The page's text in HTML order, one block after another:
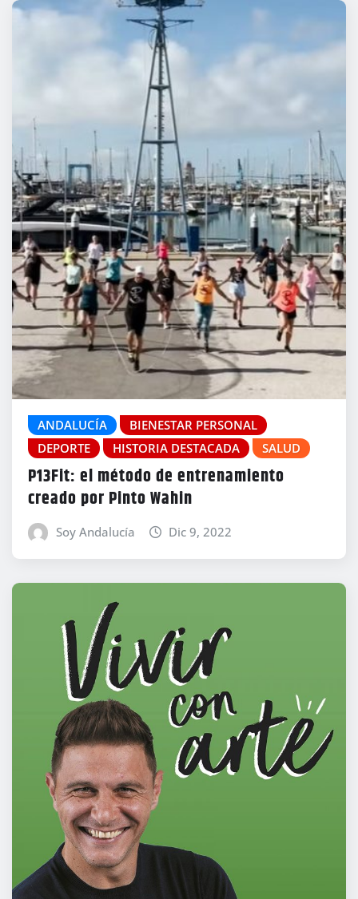
ANDALUCÍA
BIENESTAR PERSONAL
DEPORTE
HISTORIA DESTACADA SALUD
P13Fit: el método de entrenamiento
creado por Pinto Wahin
Soy Andalucía Dic 9, 2022